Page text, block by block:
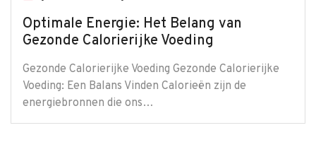
Optimale Energie: Het Belang van
Gezonde Calorierijke Voeding
Gezonde Calorierijke Voeding Gezonde Calorierijke
Voeding: Een Balans Vinden Calorieën zijn de
energiebronnen die ons…